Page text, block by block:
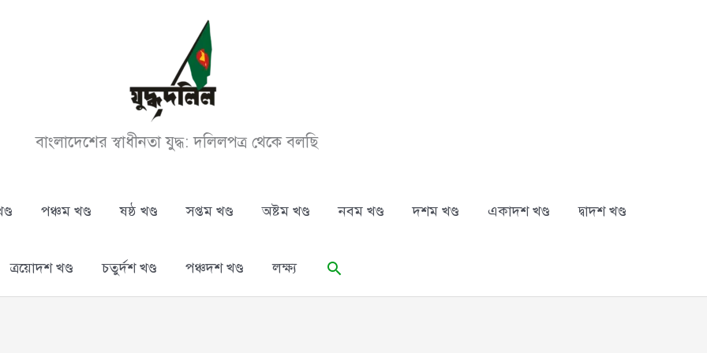
বাংলাদেশের স্বাধীনতা যুদ্ধ: দলিলপত্র থেকে বলছি
পঞ্চম খণ্ড ষষ্ঠ খণ্ড সপ্তম খণ্ড অষ্টম খণ্ড নবম খণ্ড দশম খণ্ড একাদশ খণ্ড দ্বাদশ খণ্ড
ত্রয়োদশ খণ্ড চতুর্দশ খণ্ড পঞ্চদশ খণ্ড লক্ষ্য Search